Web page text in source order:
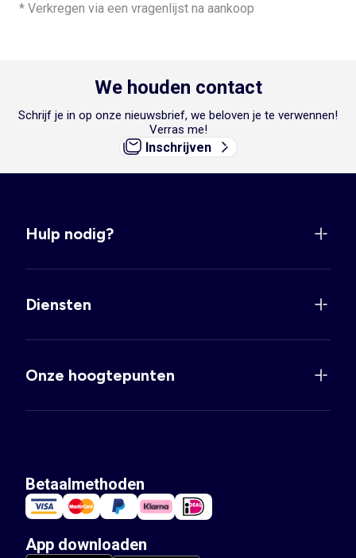
* Verkregen via een vragenlijst na aankoop
We houden contact
Schrijf je in op onze nieuwsbrief, we beloven je te verwennen!
Verras me!
Inschrijven
Hulp nodig?
Diensten
Onze hoogtepunten
Betaalmethoden
App downloaden